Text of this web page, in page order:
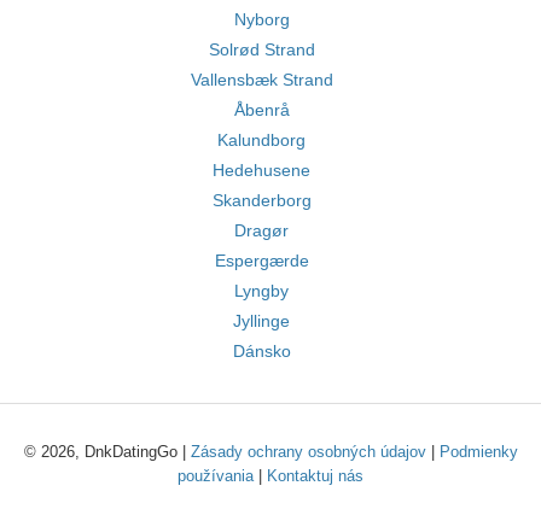
Nyborg
Solrød Strand
Vallensbæk Strand
Åbenrå
Kalundborg
Hedehusene
Skanderborg
Dragør
Espergærde
Lyngby
Jyllinge
Dánsko
© 2026, DnkDatingGo | Zásady ochrany osobných údajov|
Podmienky
používania| Kontaktuj nás